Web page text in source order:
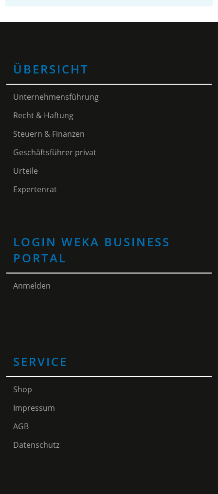
ÜBERSICHT
Unternehmensführung
Recht & Haftung
Steuern & Finanzen
Geschäftsführer privat
Urteile
Expertenrat
LOGIN WEKA BUSINESS
PORTAL
Anmelden
SERVICE
Shop
Impressum
AGB
Datenschutz